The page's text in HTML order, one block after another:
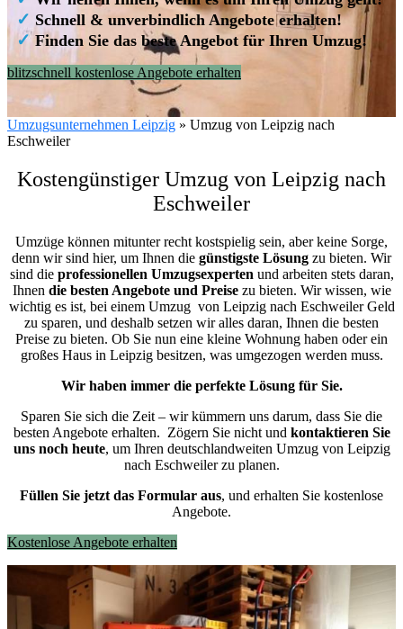
✓ Schnell & unverbindlich Angebote erhalten!
✓ Finden Sie das beste Angebot für Ihren Umzug!
blitzschnell kostenlose Angebote erhalten
Umzugsunternehmen Leipzig » Umzug von Leipzig nach
Eschweiler
Kostengünstiger Umzug von Leipzig nach
Eschweiler
Umzüge können mitunter recht kostspielig sein, aber keine Sorge,
denn wir sind hier, um Ihnen die günstigste Lösung zu bieten. Wir
sind die professionellen Umzugsexperten und arbeiten stets daran,
Ihnen die besten Angebote und Preisezu bieten. Wir wissen, wie
wichtig es ist, bei einem Umzug von Leipzig nach Eschweiler Geld
zu sparen, und deshalb setzen wir alles daran, Ihnen die besten
Preise zu bieten. Ob Sie nun eine kleine Wohnung haben oder ein
großes Haus in Leipzig besitzen, was umgezogen werden muss.
Wir haben immer die perfekte Lösung für Sie.
Sparen Sie sich die Zeit – wir kümmern uns darum, dass Sie die
besten Angebote erhalten. Zögern Sie nicht und kontaktieren Sie
uns noch heute, um Ihren deutschlandweiten Umzug von Leipzig
nach Eschweiler zu planen.
Füllen Sie jetzt das Formular aus, und erhalten Sie kostenlose
Angebote.
Kostenlose Angebote erhalten